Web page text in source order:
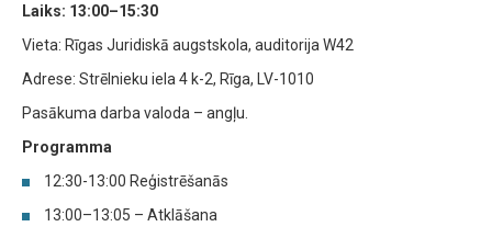
Laiks: 13:00–15:30
Vieta: Rīgas Juridiskā augstskola, auditorija W42
Adrese: Strēlnieku iela 4 k-2, Rīga, LV-1010
Pasākuma darba valoda – angļu.
Programma
12:30-13:00 Reģistrēšanās
13:00–13:05 – Atklāšana